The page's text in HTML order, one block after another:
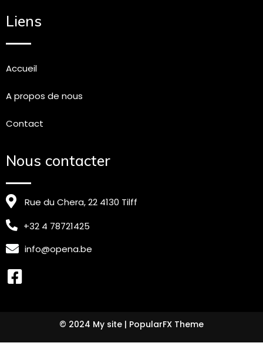
Liens
Accueil
A propos de nous
Contact
Nous contacter
Rue du Chera, 22 4130 Tilff
+32 4 78721425
info@opena.be
© 2024 My site | PopularFX Theme